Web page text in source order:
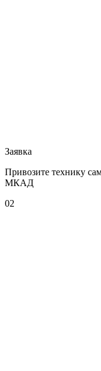
Заявка
Привозите технику
МКАД
02